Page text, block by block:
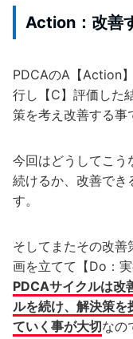
Action：改善
PDCAのA【Action
行し【C】評価した
策を考え改善する事
今回はどうしてこう
続けるか、改善でき
す。
そしてまたその改
画を立てて【Do：
PDCAサイクルは改
ルを続け、解決策
ていく事が大切なの